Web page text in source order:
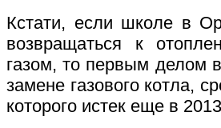
Кстати, если школе в
возвращаться к
газом, то первым делом
замене газового котла,
которого истек еще в